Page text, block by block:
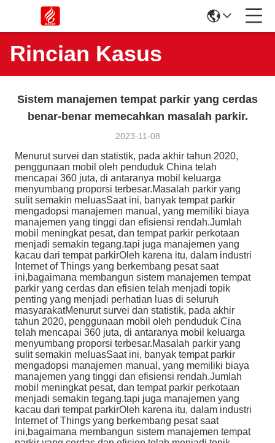
Rincian Kasus
Sistem manajemen tempat parkir yang cerdas
benar-benar memecahkan masalah parkir.
2023-11-08
Menurut survei dan statistik, pada akhir tahun 2020,
penggunaan mobil oleh penduduk China telah
mencapai 360 juta, di antaranya mobil keluarga
menyumbang proporsi terbesar.Masalah parkir yang
sulit semakin meluasSaat ini, banyak tempat parkir
mengadopsi manajemen manual, yang memiliki biaya
manajemen yang tinggi dan efisiensi rendah.Jumlah
mobil meningkat pesat, dan tempat parkir perkotaan
menjadi semakin tegang.tapi juga manajemen yang
kacau dari tempat parkirOleh karena itu, dalam industri
Internet of Things yang berkembang pesat saat
ini,bagaimana membangun sistem manajemen tempat
parkir yang cerdas dan efisien telah menjadi topik
penting yang menjadi perhatian luas di seluruh
masyarakatMenurut survei dan statistik, pada akhir
tahun 2020, penggunaan mobil oleh penduduk Cina
telah mencapai 360 juta, di antaranya mobil keluarga
menyumbang proporsi terbesar.Masalah parkir yang
sulit semakin meluasSaat ini, banyak tempat parkir
mengadopsi manajemen manual, yang memiliki biaya
manajemen yang tinggi dan efisiensi rendah.Jumlah
mobil meningkat pesat, dan tempat parkir perkotaan
menjadi semakin tegang.tapi juga manajemen yang
kacau dari tempat parkirOleh karena itu, dalam industri
Internet of Things yang berkembang pesat saat
ini,bagaimana membangun sistem manajemen tempat